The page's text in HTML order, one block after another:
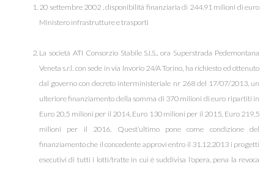
20 settembre 2002 , disponibilità finanziaria di 244.91 milioni di euro
Ministero infrastrutture e trasporti
La società ATI Consorzio Stabile S.I.S., ora Superstrada Pedemontana
Veneta s.r.l. con sede in via Invorio 24/A Torino, ha richiesto ed ottenuto
dal governo con decreto interministeriale nr 268 del 17/07/2013, un
ulteriore finanziamento della somma di 370 milioni di euro ripartiti in
Euro 20,5 milioni per il 2014, Euro 130 milioni per il 2015, Euro 219,5
milioni per il 2016. Quest’ultimo pone come condizione del
finanziamento che il concedente approvi entro il 31.12.2013 i progetti
esecutivi di tutti i lotti/tratte in cui è suddivisa l'opera, pena la revoca